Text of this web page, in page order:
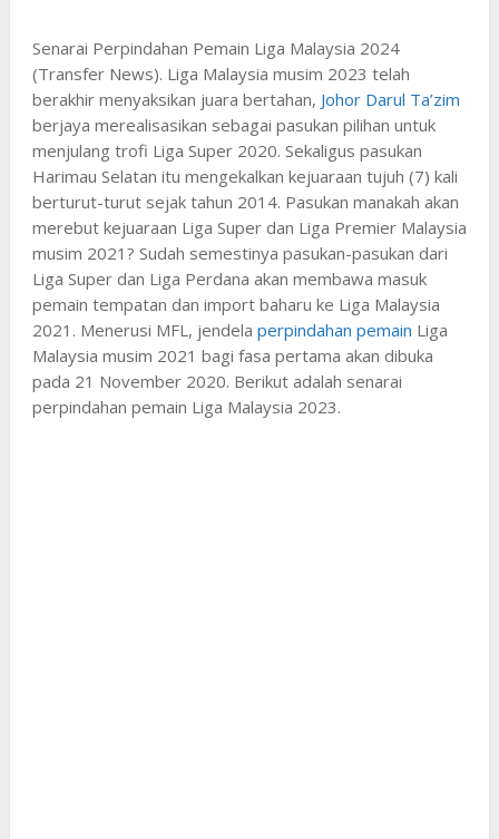
Senarai Perpindahan Pemain Liga Malaysia 2024
(Transfer News). Liga Malaysia musim 2023 telah
berakhir menyaksikan juara bertahan, Johor Darul Ta’zim
berjaya merealisasikan sebagai pasukan pilihan untuk
menjulang trofi Liga Super 2020. Sekaligus pasukan
Harimau Selatan itu mengekalkan kejuaraan tujuh (7) kali
berturut-turut sejak tahun 2014. Pasukan manakah akan
merebut kejuaraan Liga Super dan Liga Premier Malaysia
musim 2021? Sudah semestinya pasukan-pasukan dari
Liga Super dan Liga Perdana akan membawa masuk
pemain tempatan dan import baharu ke Liga Malaysia
2021. Menerusi MFL, jendela perpindahan pemain Liga
Malaysia musim 2021 bagi fasa pertama akan dibuka
pada 21 November 2020. Berikut adalah senarai
perpindahan pemain Liga Malaysia 2023.